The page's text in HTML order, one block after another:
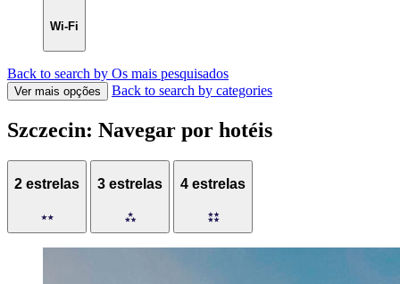
Wi-Fi
Back to search by Os mais pesquisados
Ver mais opções Back to search by categories
Szczecin: Navegar por hotéis
2 estrelas 3 estrelas 4 estrelas